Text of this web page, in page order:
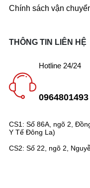
Chính sách vận
CS1: Số 86A, ngõ 2,
Y Tế Đông La)
CS2: Số 22, ngõ 2,
THÔNG TIN LIÊN HỆ
Hotline 24/24
0964801493